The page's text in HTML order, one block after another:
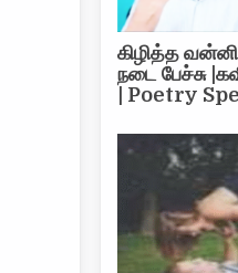
கிழித்த
நடை பேச்சு
| Poetry